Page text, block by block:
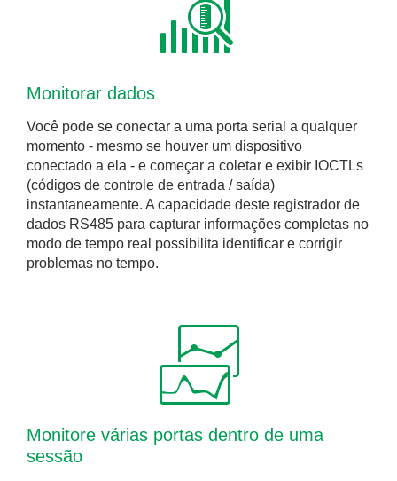
Monitorar dados
Você pode se conectar a uma porta serial a qualquer
momento - mesmo se houver um dispositivo
conectado a ela - e começar a coletar e exibir IOCTLs
(códigos de controle de entrada / saída)
instantaneamente. A capacidade deste registrador de
dados RS485 para capturar informações completas no
modo de tempo real possibilita identificar e corrigir
problemas no tempo.
Monitore várias portas dentro de uma
sessão